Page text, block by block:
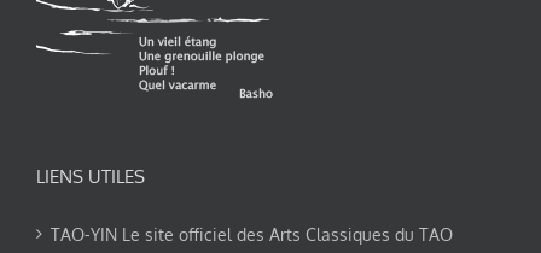
LIENS UTILES
TAO-YIN Le site officiel des Arts Classiques du TAO